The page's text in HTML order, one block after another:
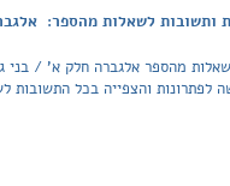
ותשובות לשאלות מהספר:
בישראל ב-47 מקצועות לימוד. הגישה